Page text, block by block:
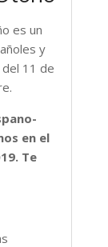
es un
y
11 de
en el
Te